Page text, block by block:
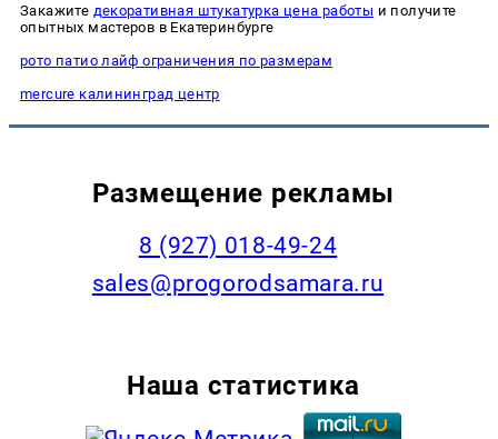
Закажите декоративная штукатурка цена работы и получите
опытных мастеров в Екатеринбурге
рото патио лайф ограничения по размерам
mercure калининград центр
Размещение рекламы
8 (927) 018-49-24
sales@progorodsamara.ru
Наша статистика